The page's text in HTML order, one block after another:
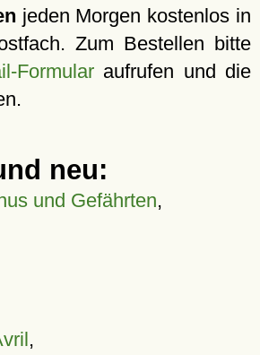
jeden Morgen kostenlos in
Zum Bestellen bitte
Formular aufrufen und die
neu:
und Gefährten,
,